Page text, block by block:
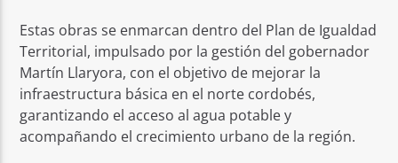
Estas obras se enmarcan dentro del Plan de Igualdad
Territorial, impulsado por la gestión del gobernador
Martín Llaryora, con el objetivo de mejorar la
infraestructura básica en el norte cordobés,
garantizando el acceso al agua potable y
acompañando el crecimiento urbano de la región.